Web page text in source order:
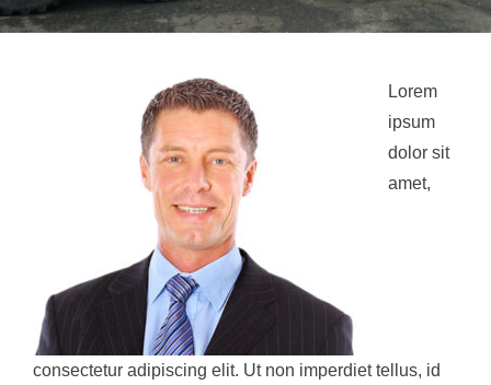
Lorem
ipsum
dolor sit
amet,
consectetur adipiscing elit. Ut non imperdiet tellus, id